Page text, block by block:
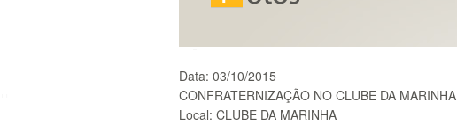
Data: 03/10/2015
CONFRATERNIZAÇÃO NO CLUBE DA MARINHA
Local: CLUBE DA MARINHA